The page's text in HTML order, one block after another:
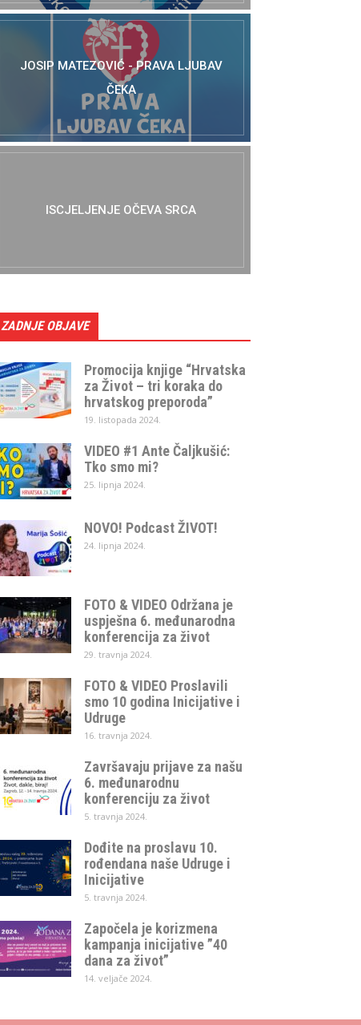
JOSIP MATEZOVIĆ - PRAVA LJUBAV
ČEKA
ISCJELJENJE OČEVA SRCA
ZADNJE OBJAVE
Promocija knjige “Hrvatska
za Život – tri koraka do
hrvatskog preporoda”
19. listopada 2024.
VIDEO #1 Ante Čaljkušić:
Tko smo mi?
25. lipnja 2024.
NOVO! Podcast ŽIVOT!
24. lipnja 2024.
FOTO & VIDEO Održana je
uspješna 6. međunarodna
konferencija za život
29. travnja 2024.
FOTO & VIDEO Proslavili
smo 10 godina Inicijative i
Udruge
16. travnja 2024.
Završavaju prijave za našu
6. međunarodnu
konferenciju za život
5. travnja 2024.
Dođite na proslavu 10.
rođendana naše Udruge i
Inicijative
5. travnja 2024.
Započela je korizmena
kampanja inicijative ”40
dana za život”
14. veljače 2024.